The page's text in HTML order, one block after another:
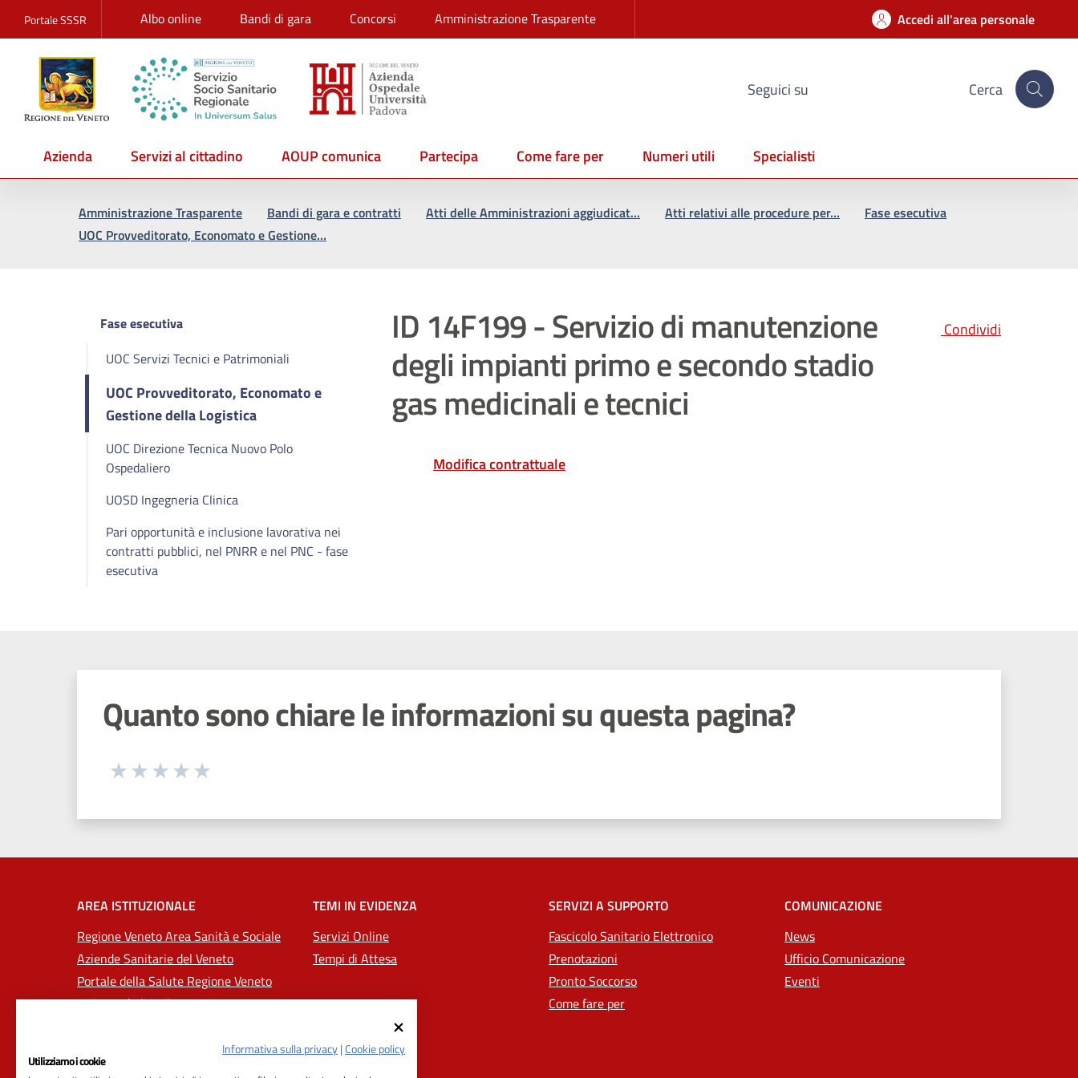
Portale SSSR Albo online Bandi di gara Concorsi Amministrazione Trasparente Accedi all'area personale
Seguici su Cerca
Azienda Servizi al cittadino AOUP comunica Partecipa Come fare per Numeri utili
Specialisti
Amministrazione Trasparente Bandi di gara e contratti Atti delle Amministrazioni aggiudicat… Atti relativi alle procedure per…
Fase esecutiva
UOC Provveditorato, Economato e Gestione…
Fase esecutiva
UOC Servizi Tecnici e Patrimoniali
UOC Provveditorato, Economato e
Gestione della Logistica
UOC Direzione Tecnica Nuovo Polo
Ospedaliero
UOSD Ingegneria Clinica
Pari opportunità e inclusione lavorativa nei
contratti pubblici, nel PNRR e nel PNC - fase
esecutiva
ID 14F199 - Servizio di manutenzione
degli impianti primo e secondo stadio
gas medicinali e tecnici
Condividi
Modifica contrattuale
Quanto sono chiare le informazioni su questa pagina?
Seleziona una valutazione da 1 a 5 stelle
AREA ISTITUZIONALE
Regione Veneto Area Sanità e Sociale
Aziende Sanitarie del Veneto
Portale della Salute Regione Veneto
Università di Padova
TEMI IN EVIDENZA
Servizi Online
Tempi di Attesa
SERVIZI A SUPPORTO
Fascicolo Sanitario Elettronico
Prenotazioni
Pronto Soccorso
Come fare per
COMUNICAZIONE
News
Ufficio Comunicazione
Eventi
Informativa sulla privacy|Cookie policy
Utilizziamo i cookie